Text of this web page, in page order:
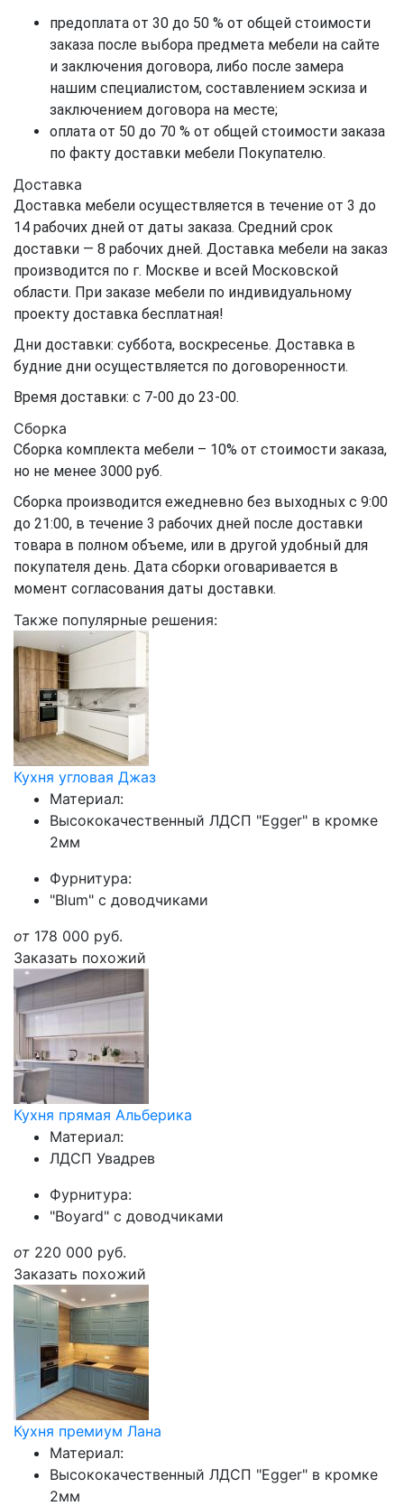
предоплата от 30 до 50 % от общей стоимости
заказа после выбора предмета мебели на сайте
и заключения договора, либо после замера
нашим специалистом, составлением эскиза и
заключением договора на месте;
оплата от 50 до 70 % от общей стоимости заказа
по факту доставки мебели Покупателю.
Доставка
Доставка мебели осуществляется в течение от 3 до
14 рабочих дней от даты заказа. Средний срок
доставки — 8 рабочих дней. Доставка мебели на заказ
производится по г. Москве и всей Московской
области. При заказе мебели по индивидуальному
проекту доставка бесплатная!
Дни доставки: суббота, воскресенье. Доставка в
будние дни осуществляется по договоренности.
Время доставки: с 7-00 до 23-00.
Сборка
Сборка комплекта мебели – 10% от стоимости заказа,
но не менее 3000 руб.
Сборка производится ежедневно без выходных с 9:00
до 21:00, в течение 3 рабочих дней после доставки
товара в полном объеме, или в другой удобный для
покупателя день. Дата сборки оговаривается в
момент согласования даты доставки.
Также популярные решения:
Кухня угловая Джаз
Материал:
Высококачественный ЛДСП "Egger" в кромке
2мм
Фурнитура:
"Blum" с доводчиками
от 178 000 руб.
Заказать похожий
Кухня прямая Альберика
Материал:
ЛДСП Увадрев
Фурнитура:
"Boyard" с доводчиками
от 220 000 руб.
Заказать похожий
Кухня премиум Лана
Материал:
Высококачественный ЛДСП "Egger" в кромке
2мм